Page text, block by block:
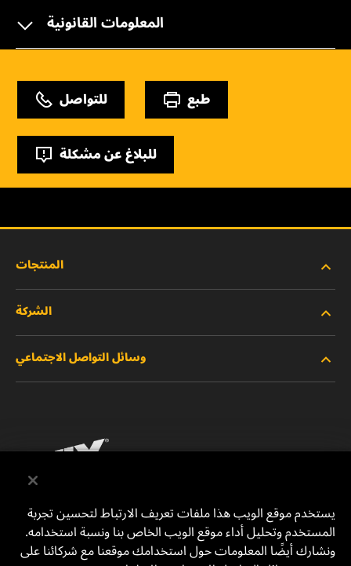
المعلومات القانونية
للتواصل طبع
للبلاغ عن مشكلة
المنتجات
المنتجات الجديدة
المنتجات المتوقفة/المستبدلة
الشركة
الوظائف
إشعار قانوني
الطباعة
للتواصل معنا
وسائل التواصل الاجتماعي
يوتيوب
MANN+HUMMEL Middle East FZE
يستخدم موقع الويب هذا ملفات تعريف الارتباط لتحسين تجربة
المستخدم وتحليل أداء موقع الويب الخاص بنا ونسبة استخدامه.
ونشارك أيضًا المعلومات حول استخدامك موقعنا مع شركائنا على